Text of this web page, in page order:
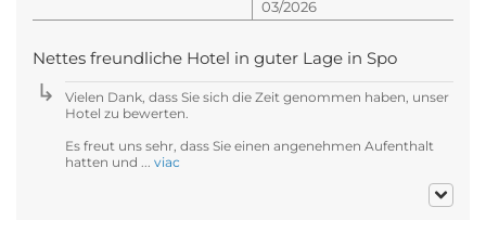
03/2026
Nettes freundliche Hotel in guter Lage in Spo
Vielen Dank, dass Sie sich die Zeit genommen haben, unser
Hotel zu bewerten.
Es freut uns sehr, dass Sie einen angenehmen Aufenthalt
hatten und ... viac